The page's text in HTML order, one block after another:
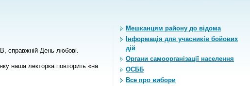
справжній День любові.
наша лекторка повторить «на
Мешканцям району до відома
Інформація для учасників бойових
дій
Органи самоорганiзацiї населення
ОСББ
Все про вибори